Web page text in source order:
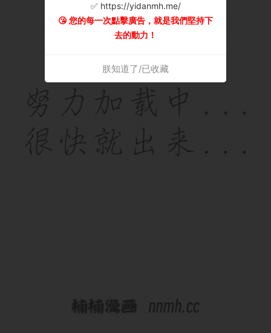
✅ https://yidanmh.me/
😘 您的每一次點擊廣告，就是我們堅持下
去的動力！
朕知道了/已收藏